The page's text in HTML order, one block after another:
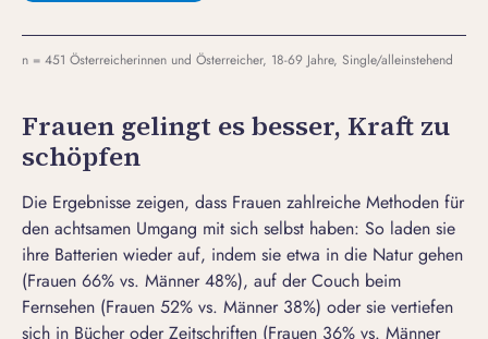
n = 451 Österreicherinnen und Österreicher, 18-69 Jahre, Single/alleinstehend
Frauen gelingt es besser, Kraft zu
schöpfen
Die Ergebnisse zeigen, dass Frauen zahlreiche Methoden für
den achtsamen Umgang mit sich selbst haben: So laden sie
ihre Batterien wieder auf, indem sie etwa in die Natur gehen
(Frauen 66% vs. Männer 48%), auf der Couch beim
Fernsehen (Frauen 52% vs. Männer 38%) oder sie vertiefen
sich in Bücher oder Zeitschriften (Frauen 36% vs. Männer